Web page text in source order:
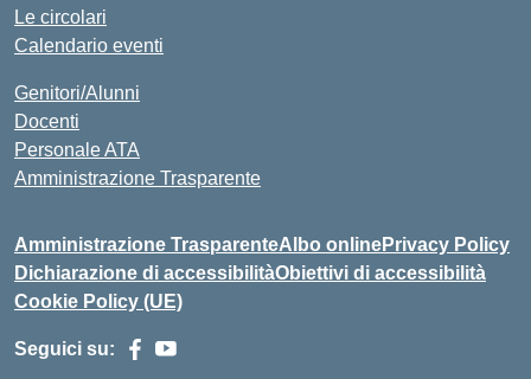
Le circolari
Calendario eventi
Genitori/Alunni
Docenti
Personale ATA
Amministrazione Trasparente
Amministrazione TrasparenteAlbo onlinePrivacy Policy
Dichiarazione di accessibilitàObiettivi di accessibilità
Cookie Policy (UE)
Seguici su: